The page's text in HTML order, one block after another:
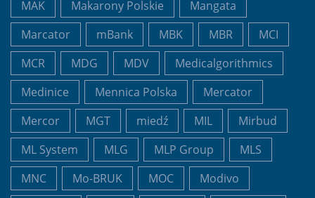
MAK Makarony Polskie
Mangata
Marcator
mBank MBK MBR
MCI
MCR
MDG MDV
Medicalgorithmics
Medinice
Mennica Polska
Mercator
Mercor
MGT miedź MIL
Mirbud
ML System
MLG MLP Group
MLS
MNC
Mo-BRUK MOC
Modivo